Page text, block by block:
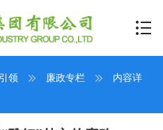
领 廉政专栏
内容详